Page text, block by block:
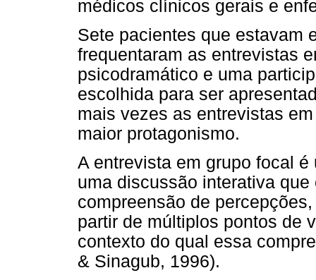
médicos clínicos gerais e
Sete pacientes que estavam
frequentaram as entrevistas
psicodramático e uma
escolhida para ser
mais vezes as entrevistas
maior protagonismo.
A entrevista em grupo focal
uma discussão interativa
compreensão de
partir de múltiplos pontos de
contexto do qual essa
& Sinagub, 1996).